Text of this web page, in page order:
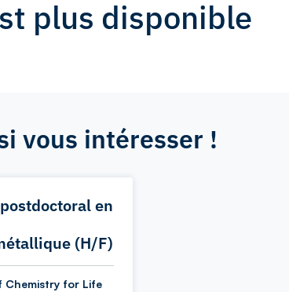
plus disponible
vous intéresser !
en
(H/F)
Chemistry for Life